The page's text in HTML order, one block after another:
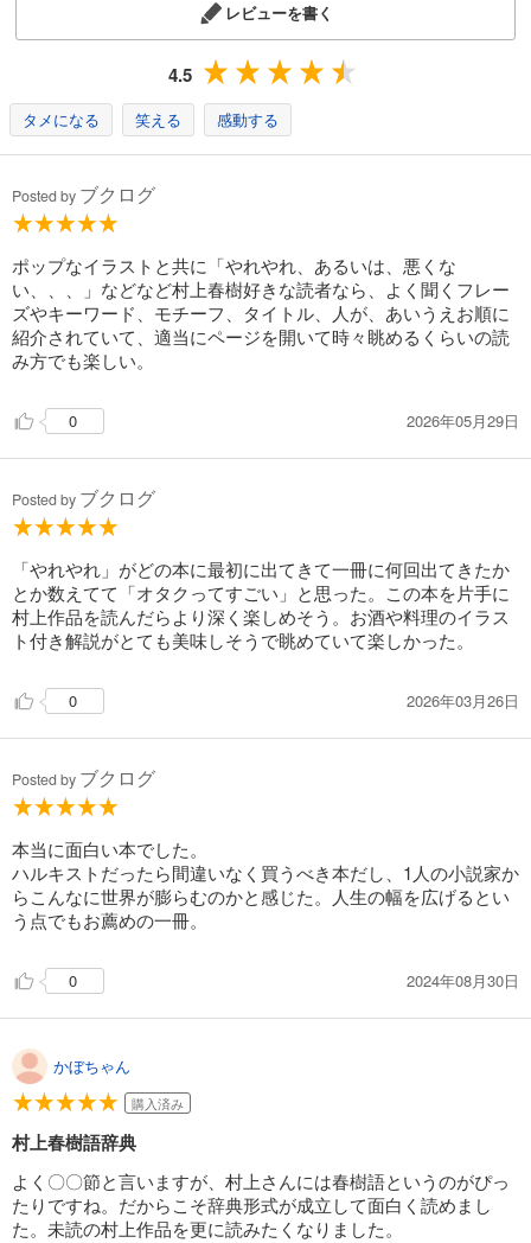
レビューを書く
4.5
タメになる 笑える 感動する
Posted by ブクログ
ポップなイラストと共に「やれやれ、あるいは、悪くな
い、、、」などなど村上春樹好きな読者なら、よく聞くフレー
ズやキーワード、モチーフ、タイトル、人が、あいうえお順に
紹介されていて、適当にページを開いて時々眺めるくらいの読
み方でも楽しい。
0 2026年05月29日
Posted by ブクログ
「やれやれ」がどの本に最初に出てきて一冊に何回出てきたか
とか数えてて「オタクってすごい」と思った。この本を片手に
村上作品を読んだらより深く楽しめそう。お酒や料理のイラス
ト付き解説がとても美味しそうで眺めていて楽しかった。
0 2026年03月26日
Posted by ブクログ
本当に面白い本でした。
ハルキストだったら間違いなく買うべき本だし、1人の小説家か
らこんなに世界が膨らむのかと感じた。人生の幅を広げるとい
う点でもお薦めの一冊。
0 2024年08月30日
かぼちゃん
購入済み
村上春樹語辞典
よく〇〇節と言いますが、村上さんには春樹語というのがぴっ
たりですね。だからこそ辞典形式が成立して面白く読めまし
た。未読の村上作品を更に読みたくなりました。